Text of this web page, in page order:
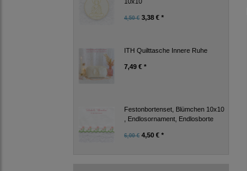
4,50 € 3,38 € *
ITH Quilttasche Innere Ruhe
7,49 € *
Festonbortenset, Blümchen 10x10
, Endlosornament, Endlosborte
6,00 € 4,50 € *